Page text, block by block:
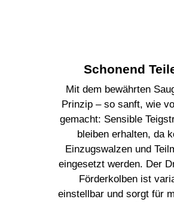
Schonend
Mit dem bewährten
Prinzip – so sanft, wie
gemacht: Sensible
bleiben erhalten, da
Einzugswalzen und
eingesetzt werden. Der
Förderkolben ist
einstellbar und sorgt für